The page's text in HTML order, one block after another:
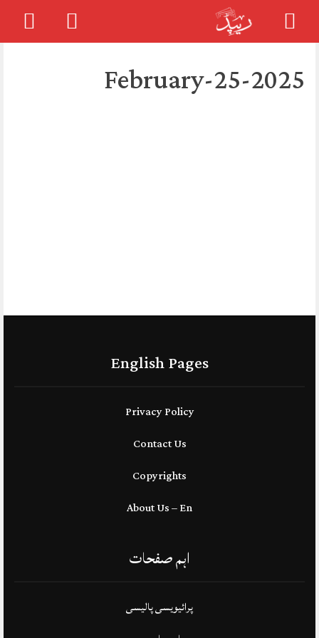
2025-February-25
English Pages
Privacy Policy
Contact Us
Copyrights
About Us – En
اہم صفحات
پرائیویسی پالیسی